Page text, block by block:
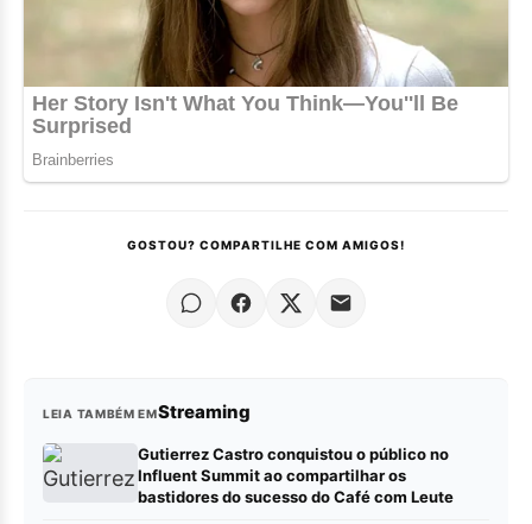
GOSTOU? COMPARTILHE COM AMIGOS!
LEIA TAMBÉM EMStreaming
Gutierrez Castro conquistou o público no
Influent Summit ao compartilhar os
bastidores do sucesso do Café com Leute